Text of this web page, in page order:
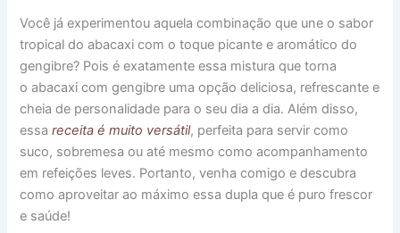
Você já experimentou aquela combinação que une o sabor
tropical do abacaxi com o toque picante e aromático do
gengibre? Pois é exatamente essa mistura que torna
o abacaxi com gengibre uma opção deliciosa, refrescante e
cheia de personalidade para o seu dia a dia. Além disso,
essareceita é muito versátil, perfeita para servir como
suco, sobremesa ou até mesmo como acompanhamento
em refeições leves. Portanto, venha comigo e descubra
como aproveitar ao máximo essa dupla que é puro frescor
e saúde!